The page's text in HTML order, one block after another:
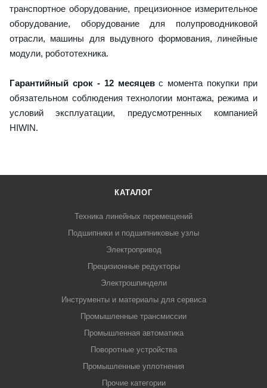
транспортное оборудование, прецизионное измерительное
оборудование, оборудование для полупроводниковой
отрасли, машины для выдувного формования, линейные
модули, робототехника.
Гарантийный срок - 12 месяцевс момента покупки при
обязательном соблюдения технологии монтажа, режима и
условий эксплуатации, предусмотренных компанией
HIWIN.
КАТАЛОГ
Техника линейных перемещений
Подшипники и подшипниковые узлы
Электропривод
Прецизионные редукторы
Электрошпиндели
Инструменты и материалы для сервиса
Промышленные трансмиссии
Промышленная автоматика
Поворотные устройства
Промышленные уплотнения
Прочие категории